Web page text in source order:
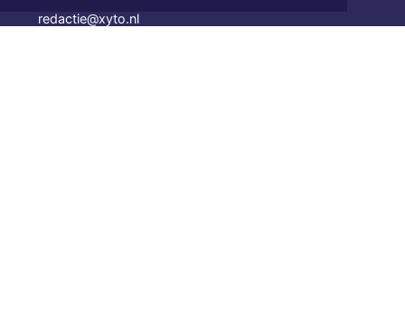
redactie@xyto.nl